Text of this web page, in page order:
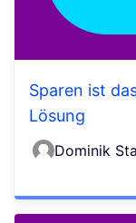
Sparen ist
Lösung
Dominik